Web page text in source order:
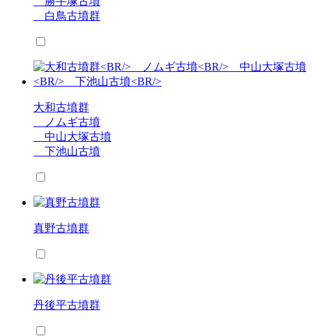
白鳥古墳群
大和古墳群
ノムギ古墳
中山大塚古墳
下池山古墳
真野古墳群
丹後平古墳群